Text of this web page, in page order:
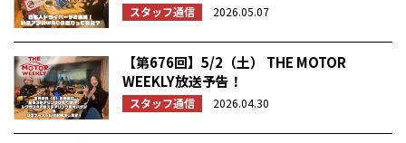
スタッフ通信 2026.05.07
【第676回】5/2（土） THE MOTOR
WEEKLY放送予告！
スタッフ通信 2026.04.30